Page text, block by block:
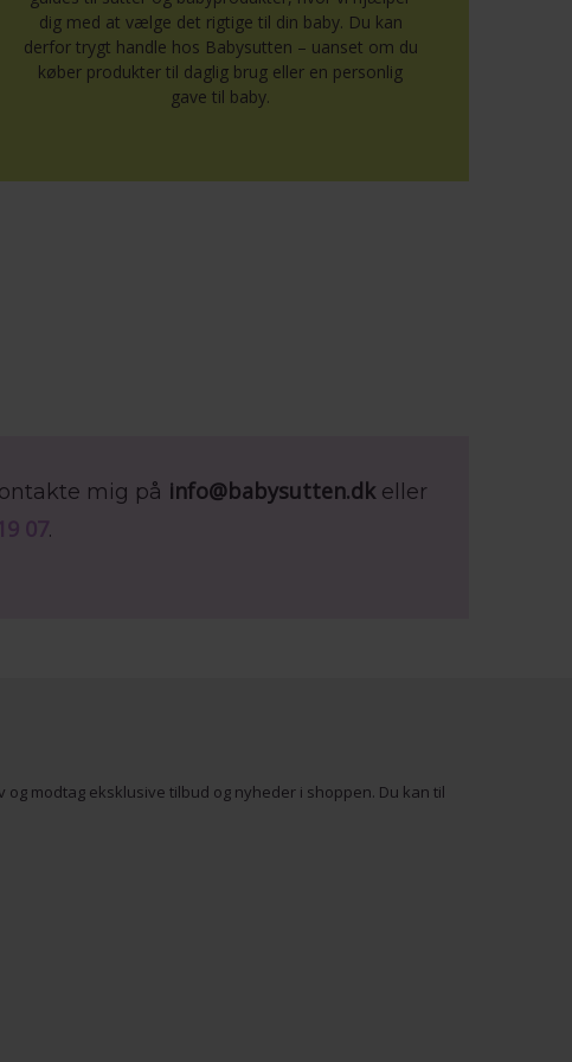
dig med at vælge det rigtige til din baby. Du kan
derfor trygt handle hos Babysutten – uanset om du
køber produkter til daglig brug eller en personlig
gave til baby.
mig på info@babysutten.dkeller
07.
og modtag eksklusive tilbud og nyheder i shoppen. Du kan til